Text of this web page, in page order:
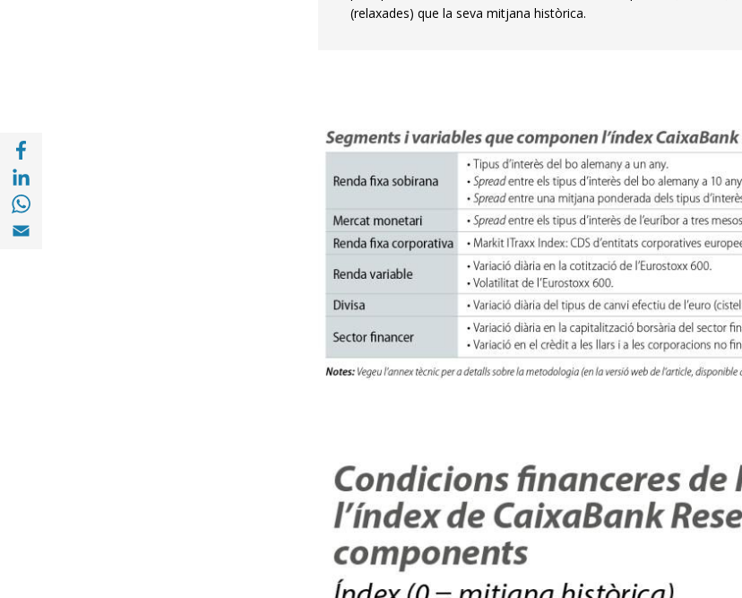
Compartir a Facebook (opens in a new window)
Compartir a with Linkedin (opens in a new window)
Compartir a with Whatsapp (opens in a new window)
Compartir a Email (opens in a new window)
(relaxades) que la seva mitjana històrica.